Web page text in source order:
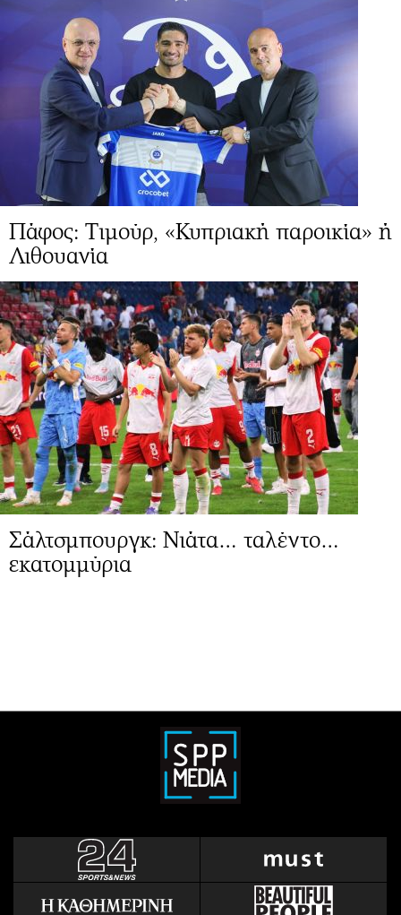
Πάφος: Τιμούρ, «Κυπριακή παροικία» ή
Λιθουανία
Σάλτσμπουργκ: Νιάτα… ταλέντο…
εκατομμύρια